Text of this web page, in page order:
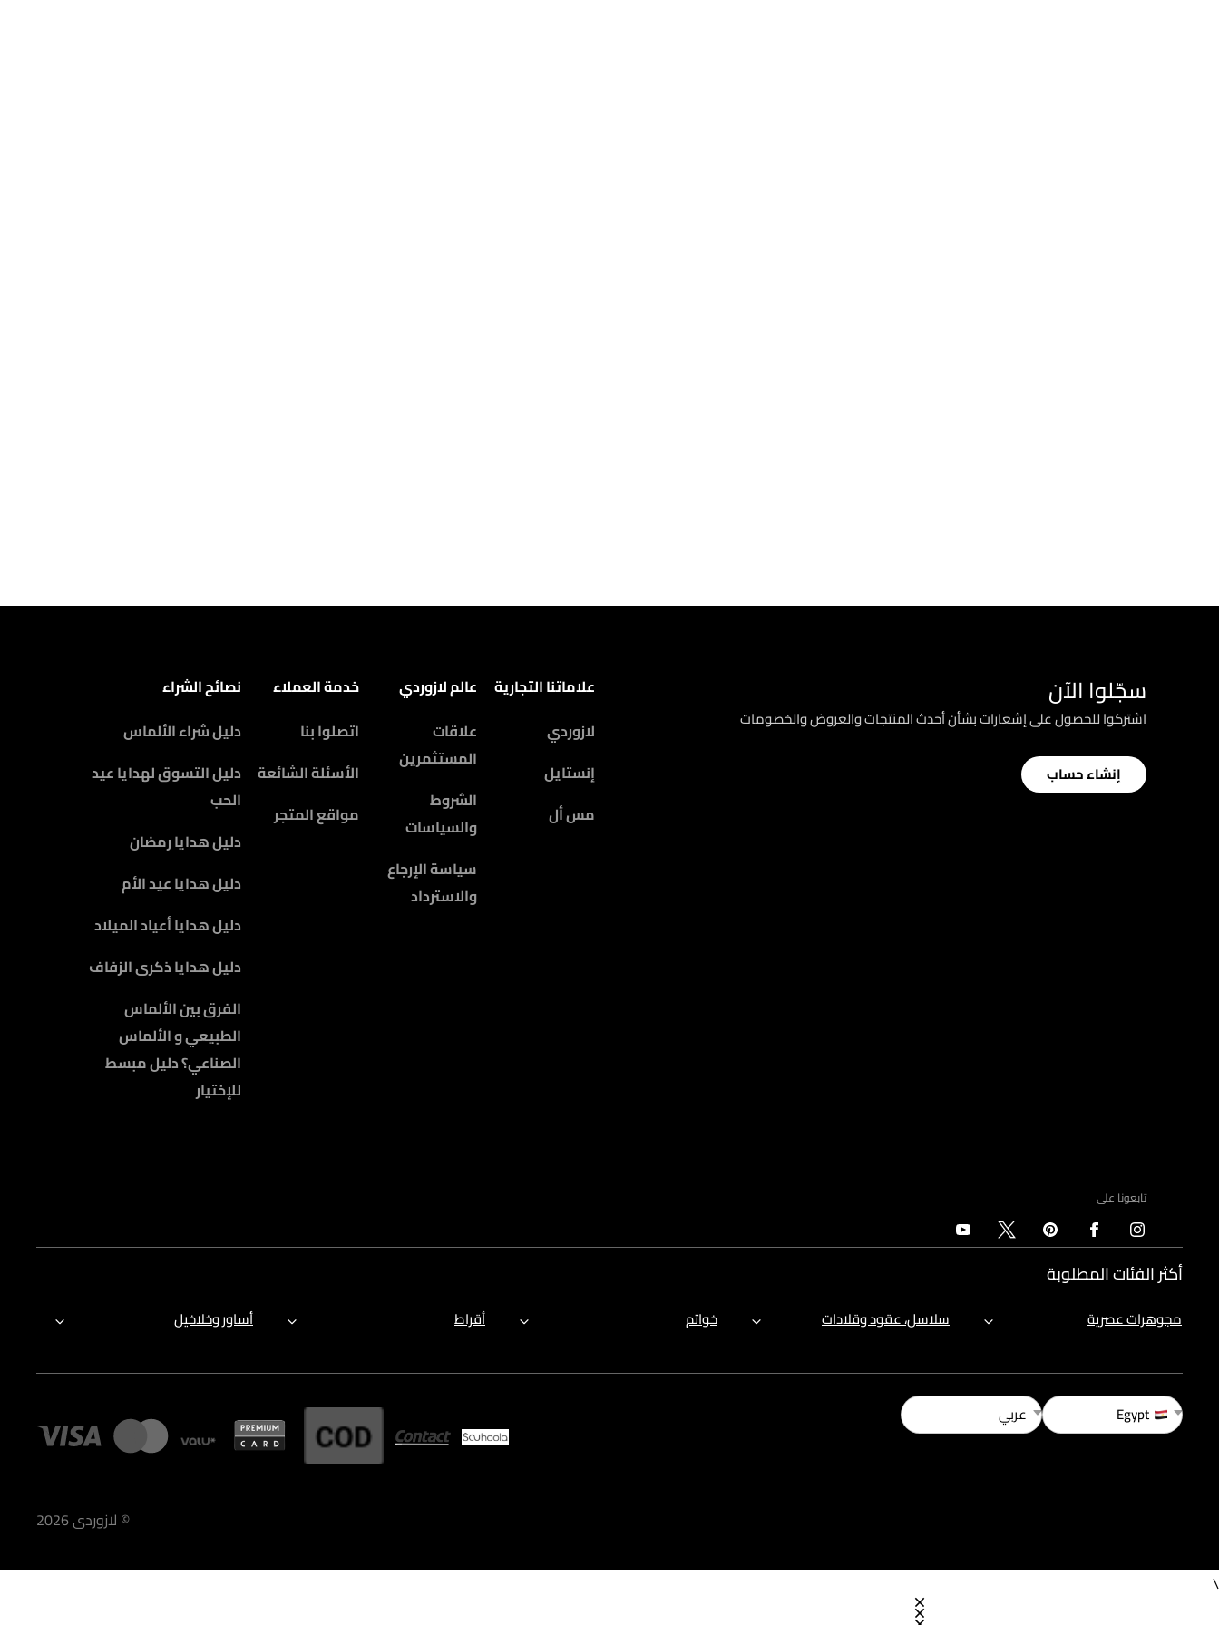
سجّلوا الآن
اشتركوا للحصول على إشعارات بشأن أحدث المنتجات والعروض والخصومات
إنشاء حساب
علاماتنا التجارية
لازوردي
إنستايل
مس أل
عالم لازوردي
علاقات
المستثمرين
الشروط
والسياسات
سياسة الإرجاع
والاسترداد
خدمة العملاء
اتصلوا بنا
الأسئلة الشائعة
مواقع المتجر
نصائح الشراء
دليل شراء الألماس
دليل التسوق لهدايا عيد
الحب
دليل هدايا رمضان
دليل هدايا عيد الأم
دليل هدايا أعياد الميلاد
دليل هدايا ذكرى الزفاف
الفرق بين الألماس
الطبيعي و الألماس
الصناعي؟ دليل مبسط
للإختيار
تابعونا على
أكثر الفئات المطلوبة
مجوهرات عصرية سلاسل، عقود وقلادات خواتم أقراط أساور وخلاخيل
Egypt عربي
© لازوردى2026
\